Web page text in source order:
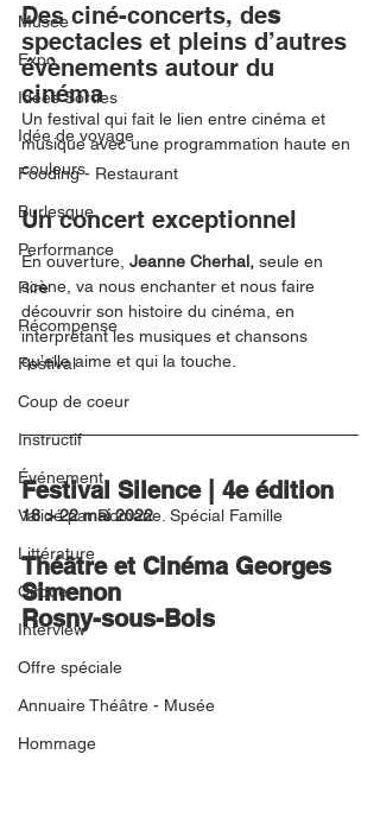
Musée
Expo
Idées Sorties
Idée de voyage
Fooding - Restaurant
Burlesque
Performance
Rire
Récompense
Festival
Coup de coeur
Instructif
Événement
Validé par Romane. Spécial Famille
Littérature
Cirque
Interview
Offre spéciale
Annuaire Théâtre - Musée
Hommage
Des ciné-concerts, des
spectacles et pleins d’autres
évènements autour du
cinéma
Un festival qui fait le lien entre cinéma et
musique avec une programmation haute en
couleurs.
Un concert exceptionnel
En ouverture, Jeanne Cherhal, seule en
scène, va nous enchanter et nous faire
découvrir son histoire du cinéma, en
interprétant les musiques et chansons
qu’elle aime et qui la touche.
Festival Silence | 4e édition
18 > 22 mai 2022
Théâtre et Cinéma Georges
Simenon
Rosny-sous-Bois